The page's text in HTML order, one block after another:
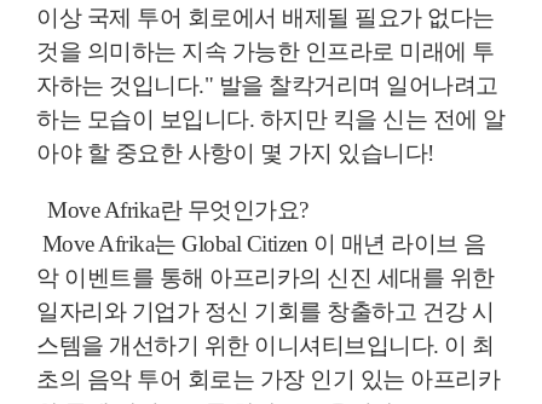
이상 국제 투어 회로에서 배제될 필요가 없다는
것을 의미하는 지속 가능한 인프라로 미래에 투
자하는 것입니다." 발을 찰칵거리며 일어나려고
하는 모습이 보입니다. 하지만 킥을 신는 전에 알
아야 할 중요한 사항이 몇 가지 있습니다!
Move Afrika란 무엇인가요?
Move Afrika는 Global Citizen 이 매년 라이브 음
악 이벤트를 통해 아프리카의 신진 세대를 위한
일자리와 기업가 정신 기회를 창출하고 건강 시
스템을 개선하기 위한 이니셔티브입니다. 이 최
초의 음악 투어 회로는 가장 인기 있는 아프리카